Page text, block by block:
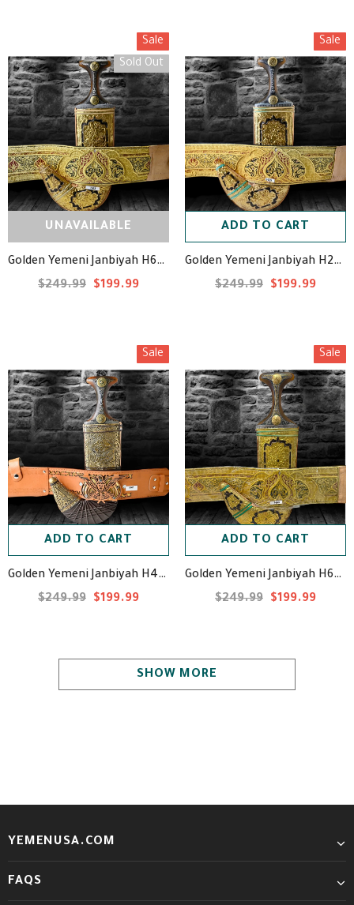
Sale
Sold Out
UNAVAILABLE
Golden Yemeni Janbiyah H63 - جنبية ذهبيه
$249.99 $199.99
Sale
ADD TO CART
Golden Yemeni Janbiyah H29 - جنبية ذهبيه
$249.99 $199.99
Sale
ADD TO CART
Golden Yemeni Janbiyah H41- جنبية ذهبي مع جلد
$249.99 $199.99
Sale
ADD TO CART
Golden Yemeni Janbiyah H60- جنبية ذهبيه
$249.99 $199.99
SHOW MORE
YEMENUSA.COM
FAQS